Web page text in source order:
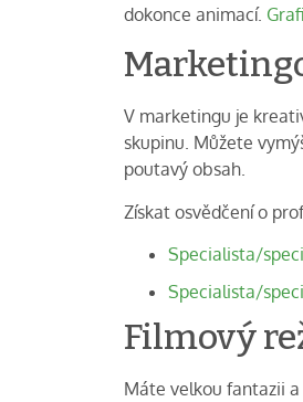
dokonce animací.
V marketingu je
skupinu. Můžete
poutavý obsah.
Získat osvědčení o
Specialista/
Specialista/
Filmový
Máte velkou fantazii